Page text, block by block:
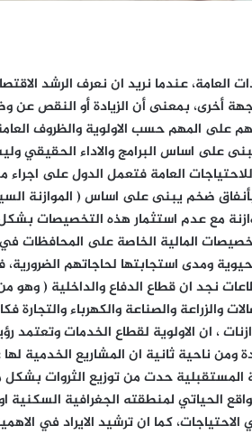
العامة، عندما نريد ان نعرف الرشد
أخرى، بمعنى أن الزيادة أو النقص عن
على المهم حسب الاولوية والظروف
على اساس البرامج والاداء الحقيقي
العامة فتعمل الدول على
بأنفاق ضخم يبنى على اساس ( الموازنة
مع عدم استثمار هذه التخصيصات
المالية الخاصة على المحافظات في
ومدى استجابتها لحاجاتهم
نجد ان قطاع الدفاع والداخلية (
والزراعة والصناعة والكهرباء
، ان الاولوية لقطاع الخدمات
ناحية ثانية ان المشاريع الخدمية
المستقبلية حدت من توزيع الثروات
الحياتي لمنطقته الجغرافية
كما ان ترشيد الايراد في